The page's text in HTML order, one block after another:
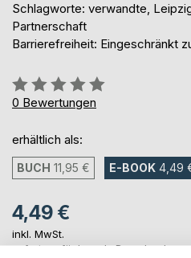
Schlagworte: verwandte,
Partnerschaft
Barrierefreiheit: Eingeschränkt
Bewertung::
0%
0 Bewertungen
erhältlich als:
BUCH 11,95 € E-BOOK 4,49
4,49 €
inkl. MwSt.
sofort verfügbar als Download